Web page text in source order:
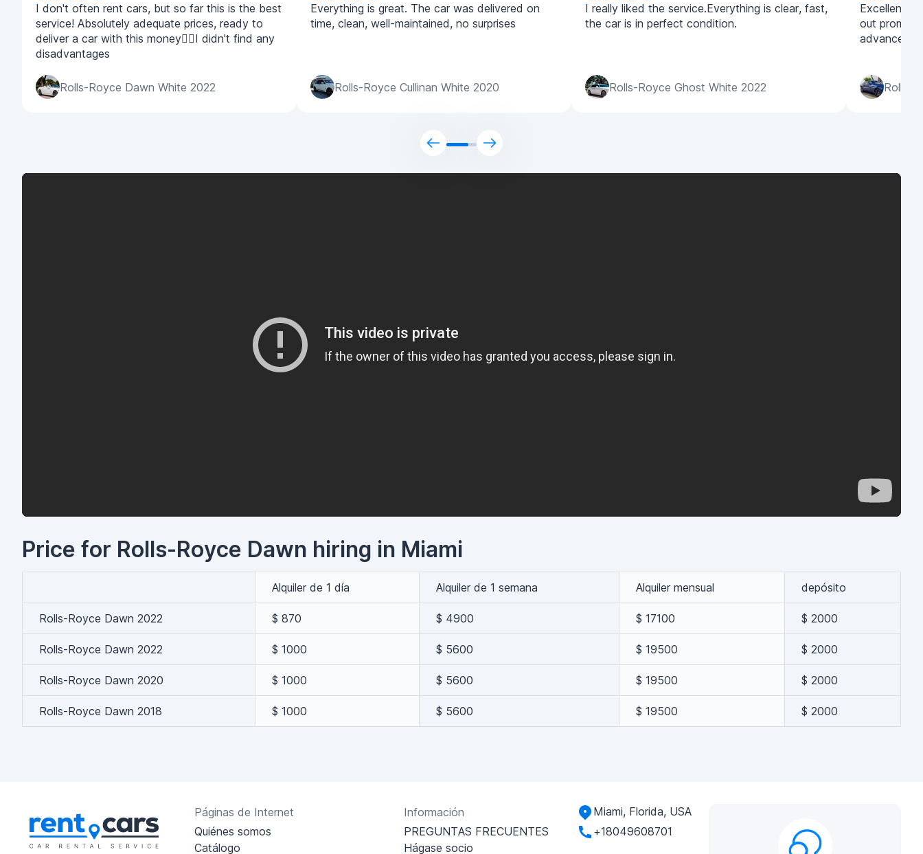
I don't often rent cars, but so far this is the best
service! Absolutely adequate prices, ready to
deliver a car with this money👍🏼I didn't find any
disadvantages
Rolls-Royce Dawn White 2022
Everything is great. The car was delivered on
time, clean, well-maintained, no surprises
Rolls-Royce Cullinan White 2020
I really liked the service.Everything is clear, fast,
the car is in perfect condition.
Rolls-Royce Ghost White 2022
Excellent
out
advance in
Rolls-
Price for Rolls-Royce Dawn hiring in Miami
Alquiler de 1 día Alquiler de 1 semana Alquiler mensual depósito
Rolls-Royce Dawn 2022 $ 870 $ 4900 $ 17100 $ 2000
Rolls-Royce Dawn 2022 $ 1000 $ 5600 $ 19500 $ 2000
Rolls-Royce Dawn 2020 $ 1000 $ 5600 $ 19500 $ 2000
Rolls-Royce Dawn 2018 $ 1000 $ 5600 $ 19500 $ 2000
Páginas de Internet
Quiénes somos
Catálogo
Información
PREGUNTAS FRECUENTES
Hágase socio
Miami, Florida, USA
+18049608701